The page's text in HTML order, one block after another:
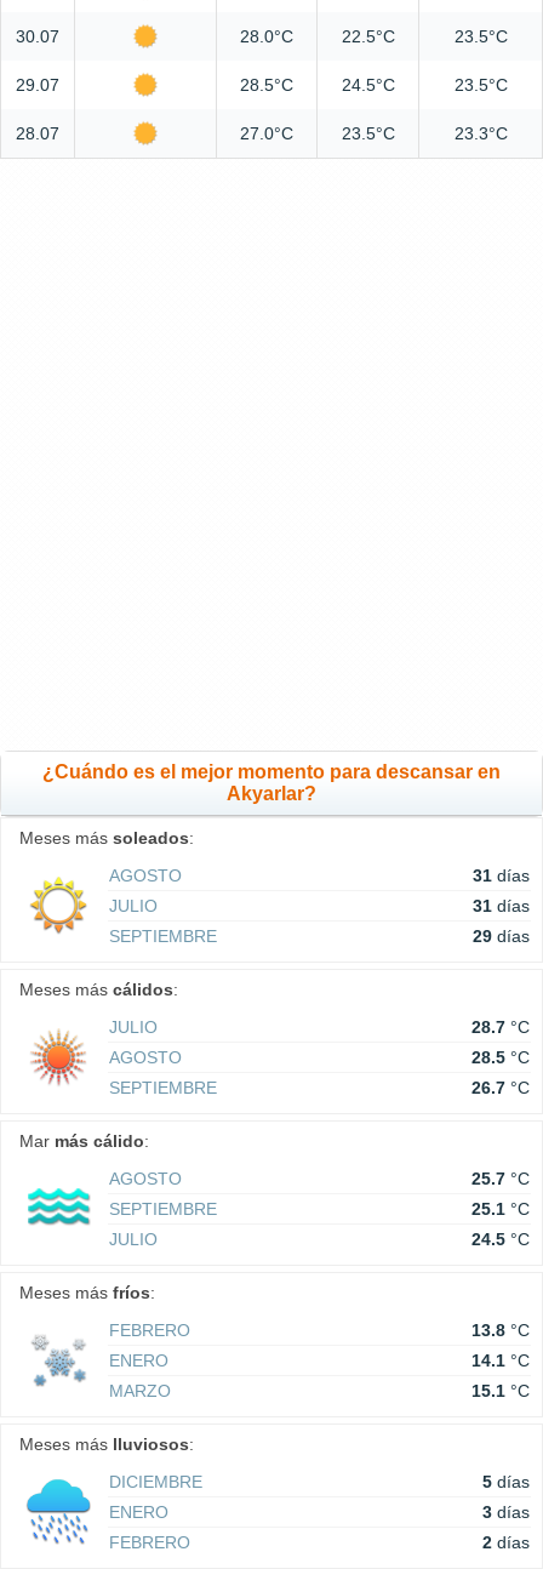
30.07 28.0°C 22.5°C 23.5°C
29.07 28.5°C 24.5°C 23.5°C
28.07 27.0°C 23.5°C 23.3°C
¿Cuándo es el mejor momento para descansar en
Akyarlar?
Meses más soleados:
AGOSTO
31 días
JULIO
31 días
SEPTIEMBRE
29 días
Meses más cálidos:
JULIO
28.7 °C
AGOSTO
28.5 °C
SEPTIEMBRE
26.7 °C
Mar más cálido:
AGOSTO
25.7 °C
SEPTIEMBRE
25.1 °C
JULIO
24.5 °C
Meses más fríos:
FEBRERO
13.8 °C
ENERO
14.1 °C
MARZO
15.1 °C
Meses más lluviosos:
DICIEMBRE
5 días
ENERO
3 días
FEBRERO
2 días